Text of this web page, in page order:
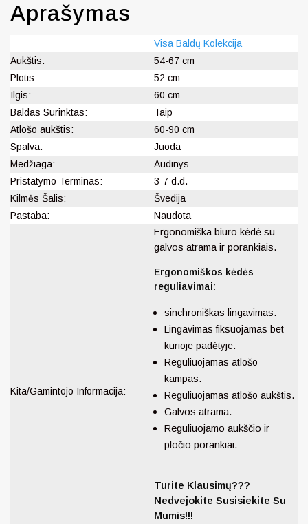
Aprašymas
Visa Baldų Kolekcija
Aukštis:
54-67 cm
Plotis:
52 cm
Ilgis:
60 cm
Baldas Surinktas:
Taip
Atlošo aukštis:
60-90 cm
Spalva:
Juoda
Medžiaga:
Audinys
Pristatymo Terminas:
3-7 d.d.
Kilmės Šalis:
Švedija
Pastaba:
Naudota
Kita/Gamintojo Informacija:
Ergonomiška biuro kėdė su
galvos atrama ir porankiais.
Ergonomiškos kėdės
reguliavimai:
sinchroniškas lingavimas.
Lingavimas fiksuojamas bet
kurioje padėtyje.
Reguliuojamas atlošo
kampas.
Reguliuojamas atlošo aukštis.
Galvos atrama.
Reguliuojamo aukščio ir
pločio porankiai.
Turite Klausimų???
Nedvejokite Susisiekite Su
Mumis!!!